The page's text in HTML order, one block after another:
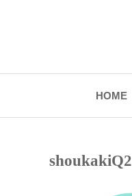
HOME
shoukakiQ2